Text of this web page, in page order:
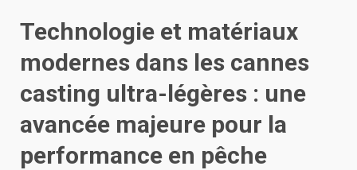
Technologie et matériaux
modernes dans les cannes
casting ultra-légères : une
avancée majeure pour la
performance en pêche